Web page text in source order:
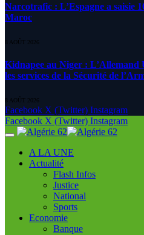
Narcotrafic : L’Espagne a saisie
Maroc
8 AOÛT 2026
Kidnapee au Niger : L’Allemand
les services de la Sécurité de
8 AOÛT 2026
Facebook X (Twitter) Instagram
Facebook X (Twitter) Instagram
A LA UNE
Actualité
Flash Infos
Justice
National
Sports
Economie
Banque